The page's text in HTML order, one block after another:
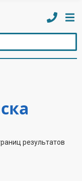
результатов